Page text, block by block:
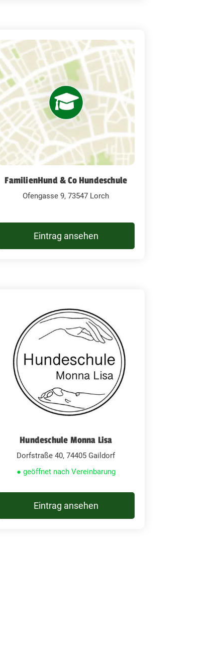
FamilienHund & Co Hundeschule
Ofengasse 9, 73547 Lorch
Eintrag ansehen
Hundeschule Monna Lisa
Dorfstraße 40, 74405 Gaildorf
● geöffnet nach Vereinbarung
Eintrag ansehen